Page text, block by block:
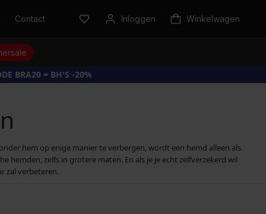
Contact Inloggen Winkelwagen
BRA20 = BH'S -20%
hem op enige manier te verbergen, wordt een hemd alleen als
hemden, zelfs in grotere maten. En als je je echt zelfverzekerd wil
zal verbeteren.